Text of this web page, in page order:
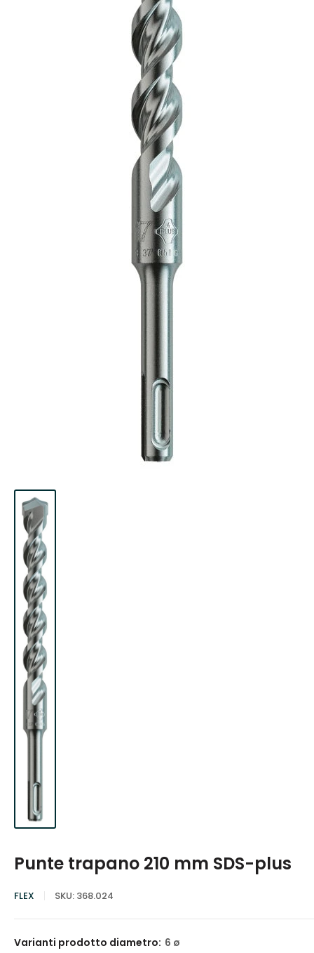
Punte trapano 210 mm SDS-plus
FLEX SKU: 368.024
Varianti prodotto diametro: 6 ø